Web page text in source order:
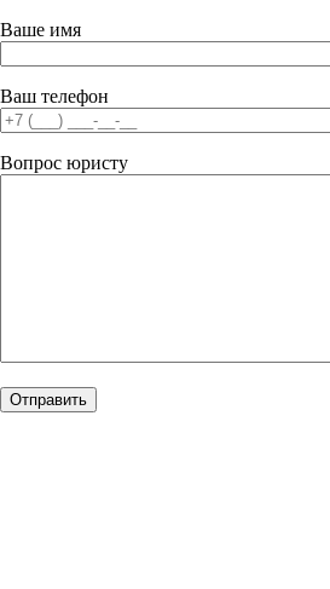
Ваше имя
Ваш телефон
Вопрос юристу